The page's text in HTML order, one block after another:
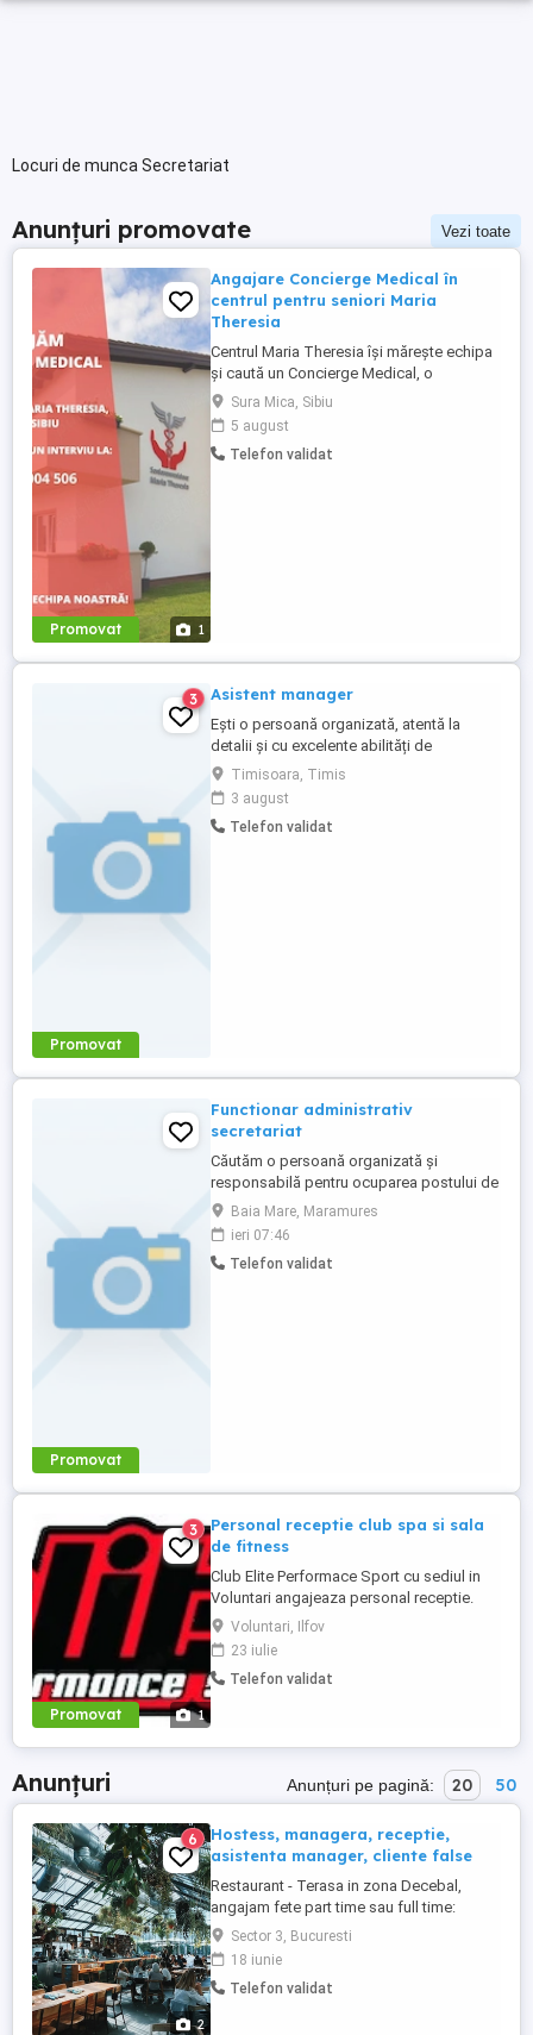
Locuri de munca Secretariat
Anunțuri promovate Vezi toate
Promovat 1
Angajare Concierge Medical în
centrul pentru seniori Maria
Theresia
Centrul Maria Theresia își mărește echipa
și caută un Concierge Medical, o
persoană organizată, empatică și
comunicativă, care să fie primul punct de
contact pentru pacienți și aparținători.
Responsabilități principale: - Gestionarea
Sura Mica, Sibiu
5 august
Telefon validat
Promovat
3 Asistent manager
Ești o persoană organizată, atentă la
detalii și cu excelente abilități de
comunicare? Căutăm Asistent Manager
pentru biroul nostru din Timisoara.
Diplomă de bacalaureat studii superioare
în domeniul administrativ economic
Timisoara, Timis
3 august
Telefon validat
Promovat
Functionar administrativ
secretariat
Căutăm o persoană organizată și
responsabilă pentru ocuparea postului de
Funcționar Administrativ în cadrul
companiei noastre. Responsabilități
principale: Gestionarea documentelor și
corespondenței interne și externe;
Baia Mare, Maramures
ieri 07:46
Telefon validat
Promovat 1
3
Personal receptie club spa si sala
de fitness
Club Elite Performace Sport cu sediul in
Voluntari angajeaza personal receptie.
Cerinte:Foarte bune abilitati de
comunicare, Limba engleza nivel mediu
(scris vorbit), Experienta in utilizare PC
Descriere : - Intampinarea clientilor,
Voluntari, Ilfov
23 iulie
Telefon validat
Anunțuri Anunțuri pe pagină: 20 50
2
6
Hostess, managera, receptie,
asistenta manager, cliente false
Restaurant - Terasa in zona Decebal,
angajam fete part time sau full time:
Receptionera Hostess Asistenta manager
Secretara Cliente false. Varsta: 18 - 30 ani.
Oferim training daca nu ai experienta.
Responsabilitatile vor fi impartite si sunt
Sector 3, Bucuresti
18 iunie
Telefon validat